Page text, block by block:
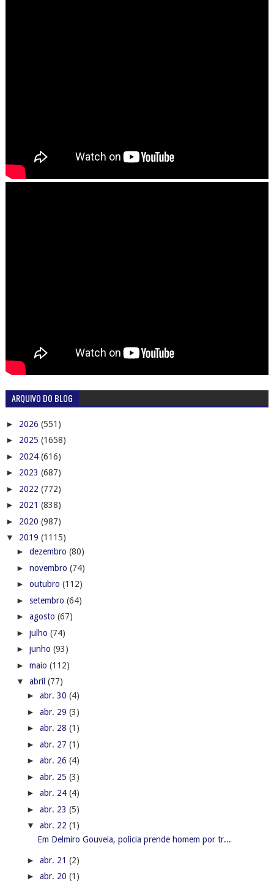
ARQUIVO DO BLOG
► 2026 (551)
► 2025 (1658)
► 2024 (616)
► 2023 (687)
► 2022 (772)
► 2021 (838)
► 2020 (987)
▼ 2019 (1115)
► dezembro (80)
► novembro (74)
► outubro (112)
► setembro (64)
► agosto (67)
► julho (74)
► junho (93)
► maio (112)
▼ abril (77)
► abr. 30 (4)
► abr. 29 (3)
► abr. 28 (1)
► abr. 27 (1)
► abr. 26 (4)
► abr. 25 (3)
► abr. 24 (4)
► abr. 23 (5)
▼ abr. 22 (1)
Em Delmiro Gouveia, polìcia prende homem por tr...
► abr. 21 (2)
► abr. 20 (1)